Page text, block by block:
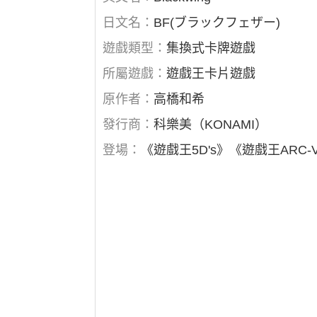
日文名： BF(ブラックフェザー)
遊戲類型：集換式卡牌遊戲
所屬遊戲：遊戲王卡片遊戲
原作者： 高橋和希
發行商：科樂美（KONAMI）
登場：
《遊戲王5D's》《遊戲王ARC-